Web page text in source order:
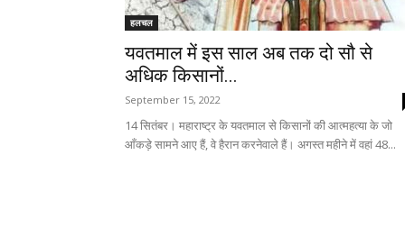
हलचल
यवतमाल में इस साल अब तक दो सौ से
अधिक किसानों...
September 15, 2022
14 सितंबर। महाराष्ट्र के यवतमाल से किसानों की आत्महत्या के जो
आँकड़े सामने आए हैं, वे हैरान करनेवाले हैं। अगस्त महीने में वहां 48...